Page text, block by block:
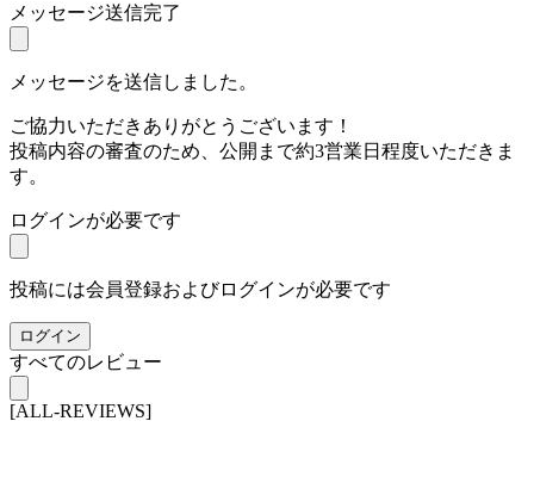
メッセージ送信完了
メッセージを送信しました。
ご協力いただきありがとうございます！
投稿内容の審査のため、公開まで約3営業日程度いただきま
す。
ログインが必要です
投稿には会員登録およびログインが必要です
ログイン
すべてのレビュー
[ALL-REVIEWS]